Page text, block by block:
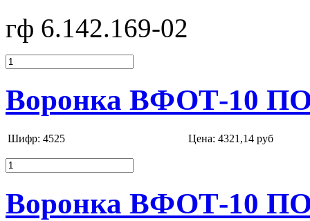
гф 6.142.169-02
Воронка ВФОТ-10
Шифр: 4525 Цена: 4321,14 руб
Воронка ВФОТ-10